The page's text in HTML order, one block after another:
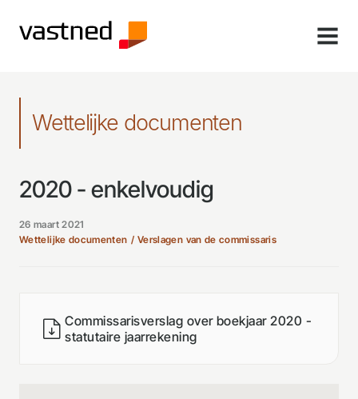
MENU
Wettelijke documenten
2020 - enkelvoudig
26 maart 2021
Wettelijke documenten
Verslagen van de commissaris
Commissarisverslag over boekjaar 2020 -
statutaire jaarrekening